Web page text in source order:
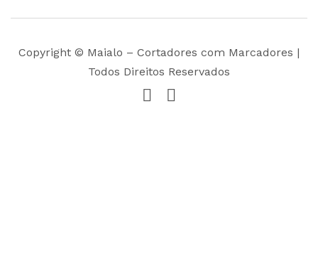
Copyright © Maialo – Cortadores com Marcadores |
Todos Direitos Reservados